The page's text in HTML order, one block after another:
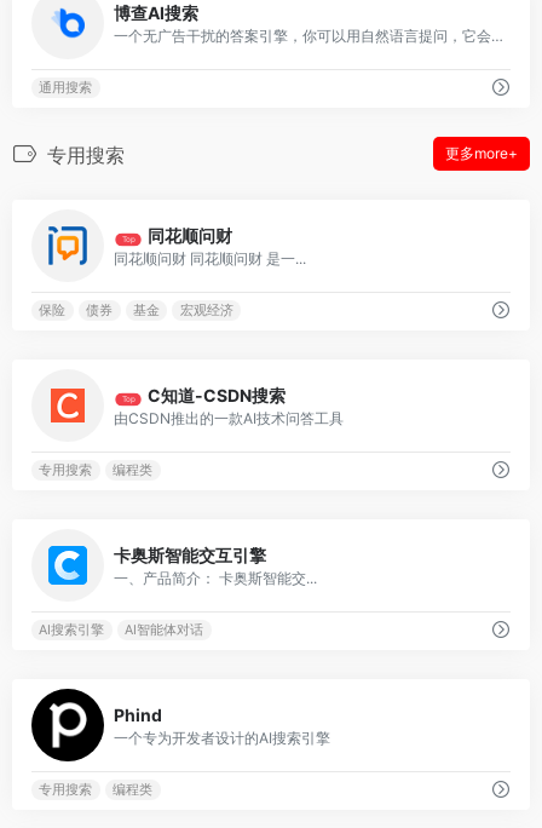
博查AI搜索
一个无广告干扰的答案引擎，你可以用自然语言提问，它会理解问题、细分检索并生成准确的答案。
通用搜索
专用搜索 更多more+
Top 同花顺问财
同花顺问财 同花顺问财 是一...
保险 债券 基金 宏观经济
Top C知道-CSDN搜索
由CSDN推出的一款AI技术问答工具
专用搜索 编程类
卡奥斯智能交互引擎
一、产品简介： 卡奥斯智能交...
AI搜索引擎 AI智能体对话
Phind
一个专为开发者设计的AI搜索引擎
专用搜索 编程类